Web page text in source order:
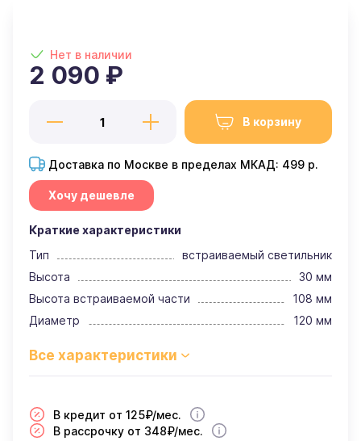
Нет в наличии
2 090 ₽
В корзину
Доставка по Москве в пределах МКАД: 499 р.
Хочу дешевле
Краткие характеристики
Тип
встраиваемый светильник
Высота
30 мм
Высота встраиваемой части
108 мм
Диаметр
120 мм
В кредит от 125₽/мес.
В рассрочку от 348₽/мес.